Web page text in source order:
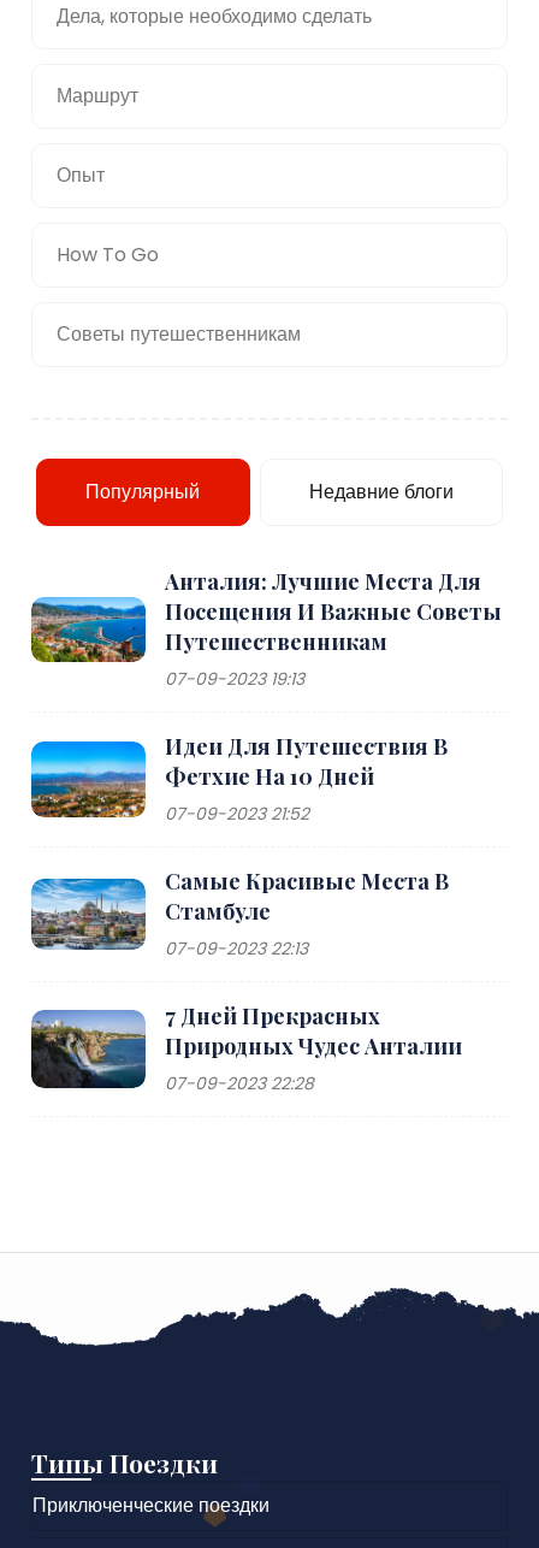
Дела, которые необходимо сделать
Маршрут
Опыт
How To Go
Советы путешественникам
Популярный Недавние блоги
Анталия: Лучшие Места Для
Посещения И Важные Советы
Путешественникам
07-09-2023 19:13
Идеи Для Путешествия В
Фетхие На 10 Дней
07-09-2023 21:52
Самые Красивые Места В
Стамбуле
07-09-2023 22:13
7 Дней Прекрасных
Природных Чудес Анталии
07-09-2023 22:28
Типы Поездки
Приключенческие поездки